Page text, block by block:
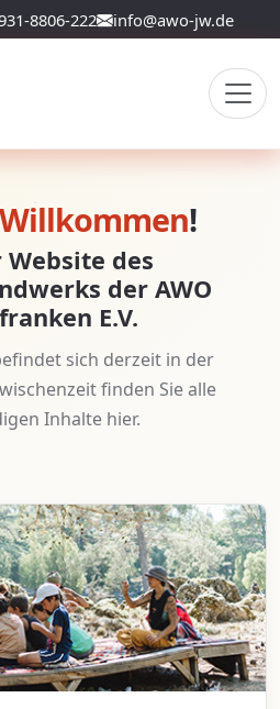
8806-222 info@awo-jw.de
Willkommen!
des
der AWO
E.V.
sich derzeit in der
finden Sie alle
Inhalte hier.